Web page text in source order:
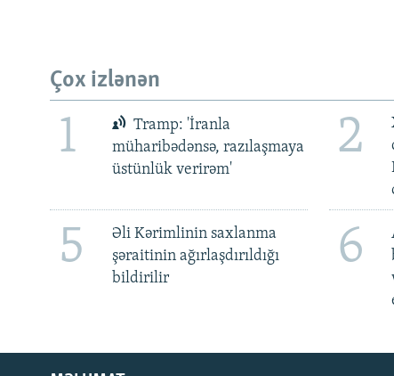
Çox izlənən
1
Tramp: 'İranla
müharibədənsə, razılaşmaya
üstünlük verirəm'
2
5
Əli Kərimlinin saxlanma
şəraitinin ağırlaşdırıldığı
bildirilir
6